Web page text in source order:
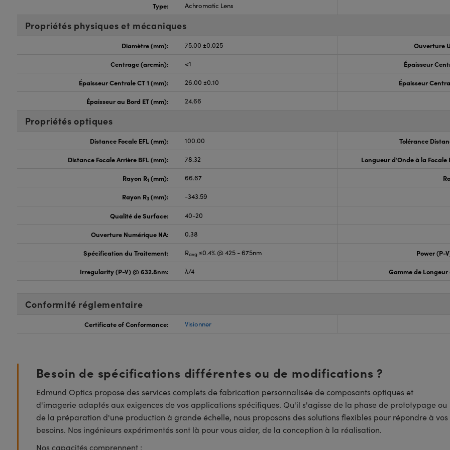
Type: Achromatic Lens
Propriétés physiques et mécaniques
Diamètre (mm): 75.00 ±0.025 Ouverture
Centrage (arcmin): <1 Épaisseur
Épaisseur Centrale CT 1 (mm): 26.00 ±0.10 Épaisseur
Épaisseur au Bord ET (mm): 24.66
Propriétés optiques
Distance Focale EFL (mm): 100.00 Tolérance
Distance Focale Arrière BFL (mm): 78.32 Longueur d’Onde à la
Rayon R1 (mm): 66.67
Rayon R3 (mm): -343.59
Qualité de Surface: 40-20
Ouverture Numérique NA: 0.38
Spécification du Traitement: Ravg ≤0.4% @ 425 - 675nm Power (P-
Irregularity (P-V) @ 632.8nm: λ/4 Gamme de
Conformité réglementaire
Certificate of Conformance: Visionner
Besoin de spécifications différentes ou de modifications ?
Edmund Optics propose des services complets de fabrication personnalisée de composants optiques et
d'imagerie adaptés aux exigences de vos applications spécifiques. Qu'il s'agisse de la phase de prototypage ou
de la préparation d'une production à grande échelle, nous proposons des solutions flexibles pour répondre à vos
besoins. Nos ingénieurs expérimentés sont là pour vous aider, de la conception à la réalisation.
Nos capacités comprennent :